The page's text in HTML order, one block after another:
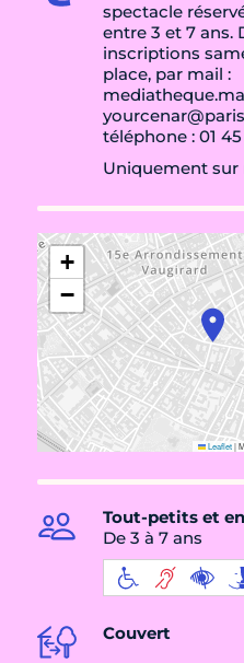
spectacle
entre 3 et 7 ans.
inscriptions
place, par mail :
téléphone : 01 45
Uniquement sur
+
−
Leaflet|
Tout-petits et
De 3 à 7 ans
Couvert